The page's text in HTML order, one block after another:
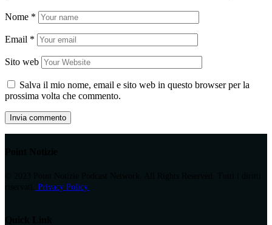
Nome *
Email *
Sito web
Salva il mio nome, email e sito web in questo browser per la
prossima volta che commento.
Privacy Policy.